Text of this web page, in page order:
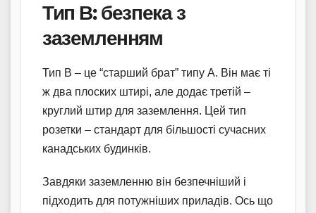
Тип В: безпека з
заземленням
Тип В – це “старший брат” типу А. Він має ті
ж два плоских штирі, але додає третій –
круглий штир для заземлення. Цей тип
розетки – стандарт для більшості сучасних
канадських будинків.
Завдяки заземленню він безпечніший і
підходить для потужніших приладів. Ось що